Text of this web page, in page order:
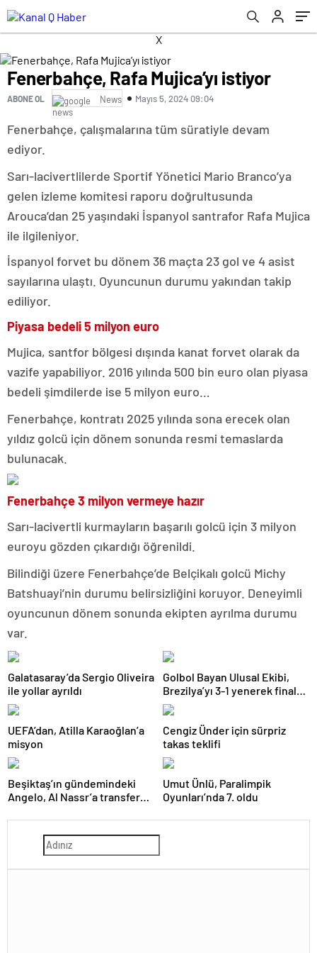
X
Fenerbahçe, Rafa Mujica’yı istiyor
ABONE OL News Mayıs 5, 2024 09:04
Fenerbahçe, çalışmalarına tüm süratiyle devam
ediyor.
Sarı-lacivertlilerde Sportif Yönetici Mario Branco’ya
gelen izleme komitesi raporu doğrultusunda
Arouca’dan 25 yaşındaki İspanyol santrafor Rafa Mujica
ile ilgileniyor.
İspanyol forvet bu dönem 36 maçta 23 gol ve 4 asist
sayılarına ulaştı. Oyuncunun durumu yakından takip
ediliyor.
Piyasa bedeli 5 milyon euro
Mujica, santfor bölgesi dışında kanat forvet olarak da
vazife yapabiliyor. 2016 yılında 500 bin euro olan piyasa
bedeli şimdilerde ise 5 milyon euro…
Fenerbahçe, kontratı 2025 yılında sona erecek olan
yıldız golcü için dönem sonunda resmi temaslarda
bulunacak.
Fenerbahçe 3 milyon vermeye hazır
Sarı-lacivertli kurmayların başarılı golcü için 3 milyon
euroyu gözden çıkardığı öğrenildi.
Bilindiği üzere Fenerbahçe’de Belçikalı golcü Michy
Batshuayi’nin durumu belirsizliğini koruyor. Deneyimli
oyuncunun dönem sonunda ekipten ayrılma durumu
var.
Galatasaray’da Sergio Oliveira
ile yollar ayrıldı
Golbol Bayan Ulusal Ekibi,
Brezilya’yı 3-1 yenerek finale
yükseldi
UEFA’dan, Atilla Karaoğlan’a
misyon
Cengiz Ünder için sürpriz
takas teklifi
Beşiktaş’ın gündemindeki
Angelo, Al Nassr’a transfer
Umut Ünlü, Paralimpik
Oyunları’nda 7. oldu